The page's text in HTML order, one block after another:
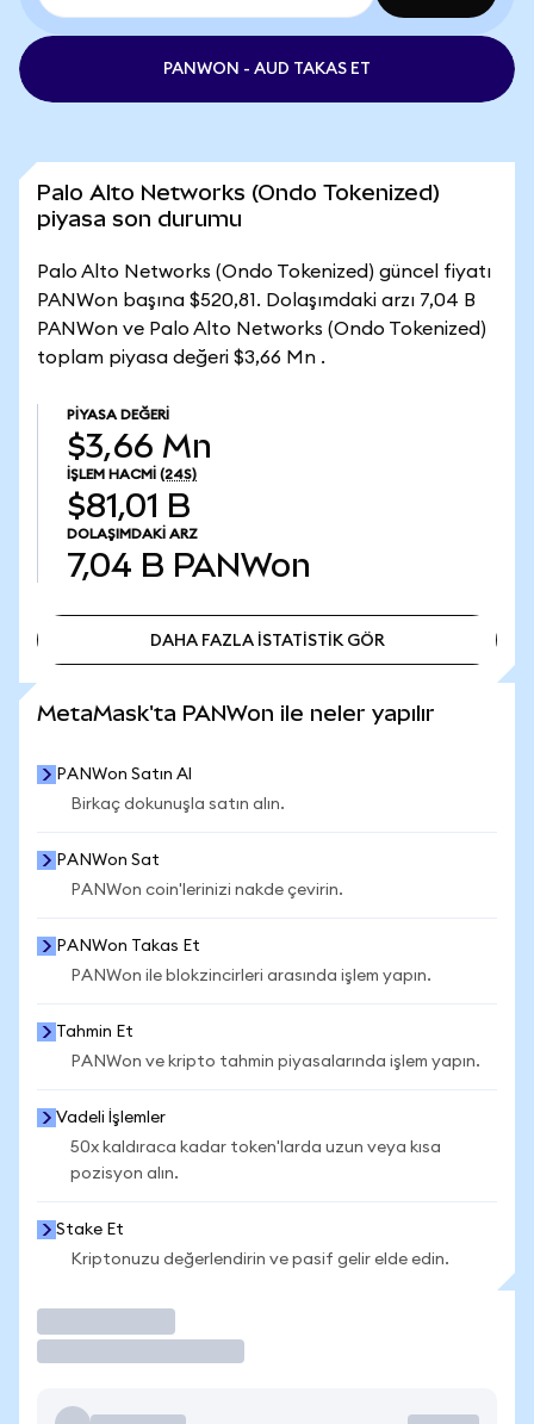
PANWON - AUD TAKAS ET
Palo Alto Networks (Ondo Tokenized)
piyasa son durumu
Palo Alto Networks (Ondo Tokenized) güncel fiyatı
PANWon başına $520,81. Dolaşımdaki arzı 7,04 B
PANWon ve Palo Alto Networks (Ondo Tokenized)
toplam piyasa değeri $3,66 Mn .
PIYASA DEĞERI
$3,66 Mn
İŞLEM HACMI (24S)
$81,01 B
DOLAŞIMDAKI ARZ
7,04 B PANWon
DAHA FAZLA İSTATİSTİK GÖR
MetaMask'ta PANWon ile neler yapılır
PANWon Satın Al
Birkaç dokunuşla satın alın.
PANWon Sat
PANWon coin'lerinizi nakde çevirin.
PANWon Takas Et
PANWon ile blokzincirleri arasında işlem yapın.
Tahmin Et
PANWon ve kripto tahmin piyasalarında işlem yapın.
Vadeli İşlemler
50x kaldıraca kadar token'larda uzun veya kısa
pozisyon alın.
Stake Et
Kriptonuzu değerlendirin ve pasif gelir elde edin.